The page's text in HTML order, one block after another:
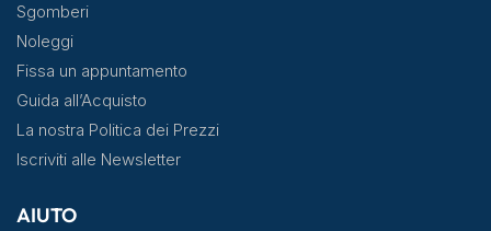
Sgomberi
Noleggi
Fissa un appuntamento
Guida all’Acquisto
La nostra Politica dei Prezzi
Iscriviti alle Newsletter
AIUTO